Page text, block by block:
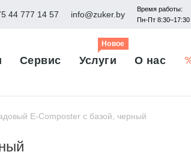
44 777 14 57 info@zuker.by
Время работы:
Пн-Пт 8:30–17:30
Сервис Услуги
Новое
О нас
E-Composter с базой, черный